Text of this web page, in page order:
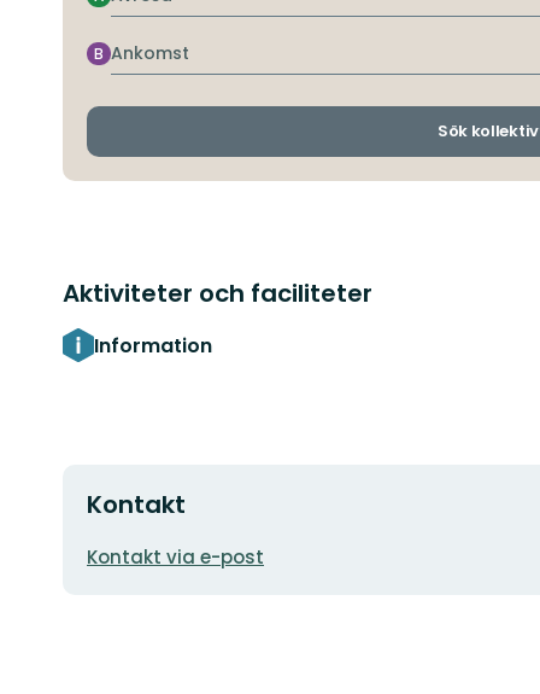
Ankomst
B
Sök
Aktiviteter och faciliteter
Information
Kontakt
E-
Kontakt via e-post